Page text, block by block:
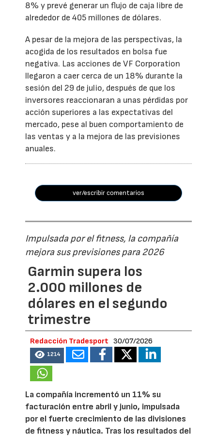
8% y prevé generar un flujo de caja libre de
alrededor de 405 millones de dólares.
A pesar de la mejora de las perspectivas, la
acogida de los resultados en bolsa fue
negativa. Las acciones de VF Corporation
llegaron a caer cerca de un 18% durante la
sesión del 29 de julio, después de que los
inversores reaccionaran a unas pérdidas por
acción superiores a las expectativas del
mercado, pese al buen comportamiento de
las ventas y a la mejora de las previsiones
anuales.
ver/escribir comentarios
Impulsada por el fitness, la compañía
mejora sus previsiones para 2026
Garmin supera los
2.000 millones de
dólares en el segundo
trimestre
Redacción Tradesport 30/07/2026
1214
La compañía incrementó un 11% su
facturación entre abril y junio, impulsada
por el fuerte crecimiento de las divisiones
de fitness y náutica. Tras los resultados del